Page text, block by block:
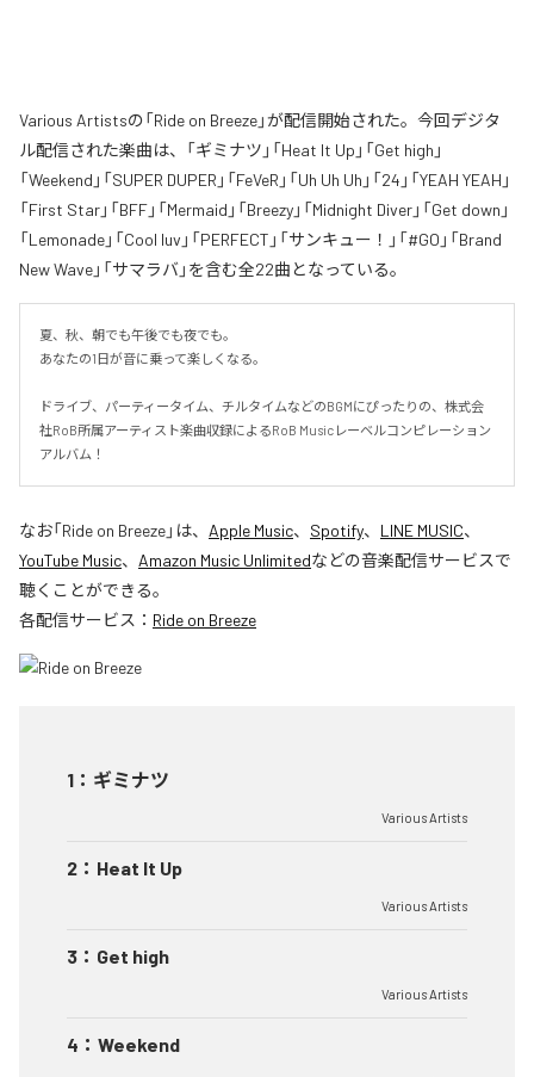
Various Artistsの「Ride on Breeze」が配信開始された。今回デジタ
ル配信された楽曲は、「ギミナツ」「Heat It Up」「Get high」
「Weekend」「SUPER DUPER」「FeVeR」「Uh Uh Uh」「24」「YEAH YEAH」
「First Star」「BFF」「Mermaid」「Breezy」「Midnight Diver」「Get down」
「Lemonade」「Cool luv」「PERFECT」「サンキュー！」「#GO」「Brand
New Wave」「サマラバ」を含む全22曲となっている。
夏、秋、朝でも午後でも夜でも。
あなたの1日が音に乗って楽しくなる。
ドライブ、パーティータイム、チルタイムなどのBGMにぴったりの、株式会
社RoB所属アーティスト楽曲収録によるRoB Musicレーベルコンピレーション
アルバム！
なお「Ride on Breeze」は、 Apple Music、 Spotify、 LINE MUSIC、
YouTube Music、 Amazon Music Unlimitedなどの音楽配信サービスで
聴くことができる。
各配信サービス： Ride on Breeze
1 ： ギミナツ
Various Artists
2 ： Heat It Up
Various Artists
3 ： Get high
Various Artists
4 ： Weekend